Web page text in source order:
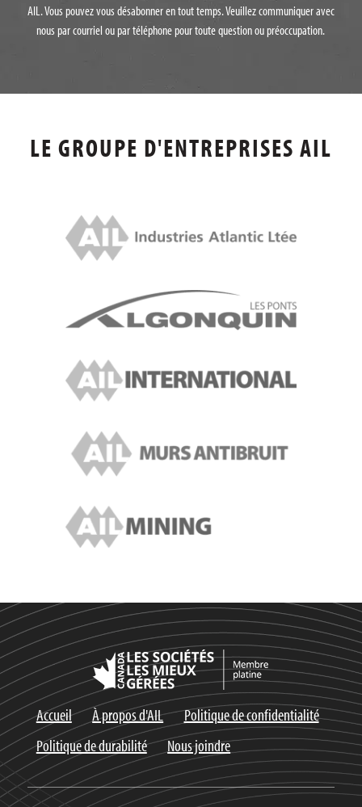
AIL. Vous pouvez vous désabonner en tout temps. Veuillez communiquer avec
nous par courriel ou par téléphone pour toute question ou préoccupation.
LE GROUPE D'ENTREPRISES AIL
Accueil À propos d'AIL
Politique de confidentialité
Politique de durabilité
Nous joindre